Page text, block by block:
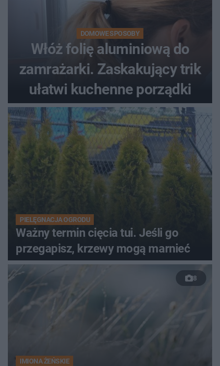
DOMOWE SPOSOBY
Włóż folię aluminiową do
zamrażarki. Zaskakujący trik
ułatwi kuchenne porządki
PIELĘGNACJA OGRODU
Ważny termin cięcia tui. Jeśli go
przegapisz, krzewy mogą marnieć
8
IMIONA ŻEŃSKIE